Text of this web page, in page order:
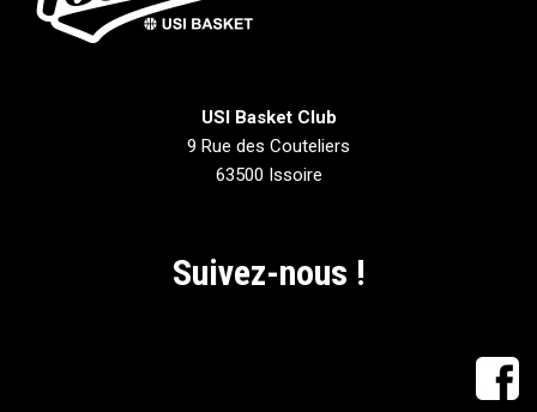
USI Basket Club
9 Rue des Couteliers
63500 Issoire
Suivez-nous !